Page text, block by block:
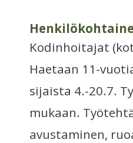
Kodinhoitajat
Haetaan 11-
sijaista 4.-20.7.
mukaan.
avustaminen,